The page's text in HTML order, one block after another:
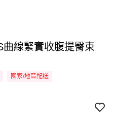
國家/地區配送